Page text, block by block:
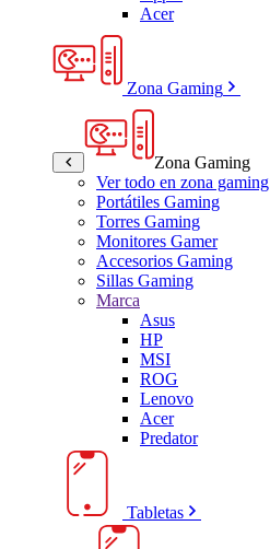
Acer
Zona Gaming
Zona Gaming
Ver todo en zona gaming
Portátiles Gaming
Torres Gaming
Monitores Gamer
Accesorios Gaming
Sillas Gaming
Marca
Asus
HP
MSI
ROG
Lenovo
Acer
Predator
Tabletas